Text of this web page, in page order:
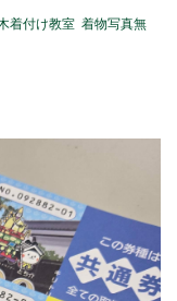
着付け教室 着物写真無